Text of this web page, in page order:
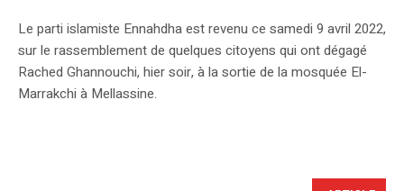
Le parti islamiste Ennahdha est revenu ce samedi 9 avril 2022,
sur le rassemblement de quelques citoyens qui ont dégagé
Rached Ghannouchi, hier soir, à la sortie de la mosquée El-
Marrakchi à Mellassine.